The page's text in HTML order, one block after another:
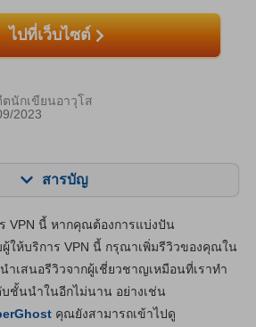
ไปที่เว็บไซต์
2023
ตนักเขียนอาวุโส
สารบัญ
5.5
5.3
VPN นี้ หากคุณต้องการแบ่งปัน
ห้บริการ VPN นี้ กรุณาเพิ่มรีวิวของคุณใน
ำเสนอรีวิวจากผู้เชี่ยวชาญเหมือนที่เราทำ
บชั้นนำในอีกไม่นาน อย่างเช่น
คุณยังสามารถเข้าไปดู